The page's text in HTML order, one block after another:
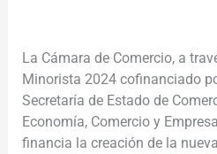
La Cámara de Comercio, a
Minorista 2024 cofinanciado
Secretaría de Estado de
Economía, Comercio y
financia la creación de la